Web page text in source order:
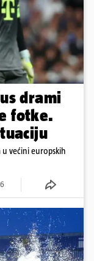
drami
fotke.
u većini europskih